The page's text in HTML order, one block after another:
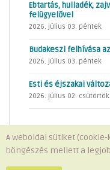
Ebtartás, hulladék,
felügyelővel
2026. július 03. péntek
Budakeszi felhívása
2026. július 03. péntek
Esti és éjszakai
2026. július 02. csütörtök
Minden jog
A weboldal sütiket
böngészés mellett a